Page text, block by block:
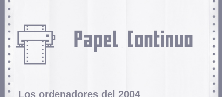
Los ordenadores del 2004